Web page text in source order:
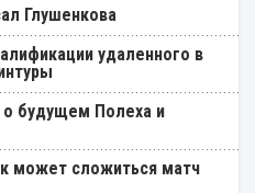
Глушенкова
удаленного в
о будущем Полеха и
может сложиться матч